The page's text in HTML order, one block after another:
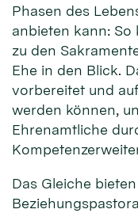
Phasen des
anbieten kann: So
zu den
Ehe in den Blick.
vorbereitet und
werden können,
Ehrenamtliche
Das Gleiche